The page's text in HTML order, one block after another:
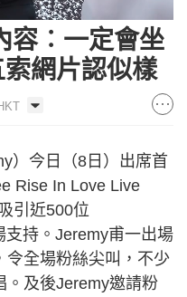
容︰一定會坐
網片認似樣
）今日（8日）出席首
Rise In Love Live
引近500位
持。Jeremy甫一出場
令全場粉絲尖叫，不少
。及後Jeremy邀請粉